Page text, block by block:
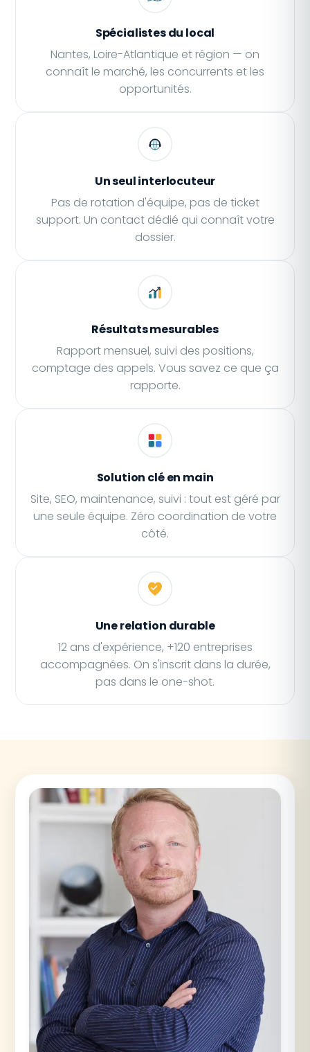
Spécialistes du local
Nantes, Loire-Atlantique et région — on
connaît le marché, les concurrents et les
opportunités.
Un seul interlocuteur
Pas de rotation d'équipe, pas de ticket
support. Un contact dédié qui connaît votre
dossier.
Résultats mesurables
Rapport mensuel, suivi des positions,
comptage des appels. Vous savez ce que ça
rapporte.
Solution clé en main
Site, SEO, maintenance, suivi : tout est géré par
une seule équipe. Zéro coordination de votre
côté.
Une relation durable
12 ans d'expérience, +120 entreprises
accompagnées. On s'inscrit dans la durée,
pas dans le one-shot.